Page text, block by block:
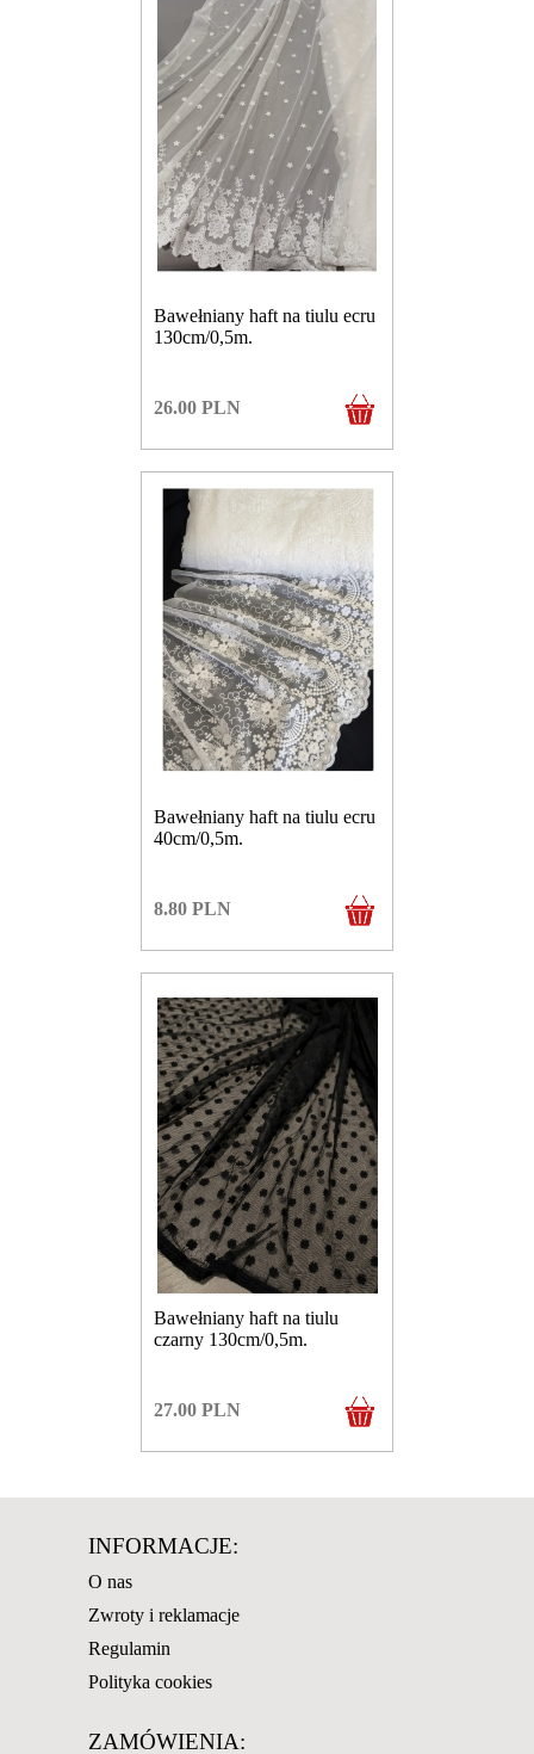
Bawełniany haft na tiulu ecru
130cm/0,5m.
26.00 PLN
Bawełniany haft na tiulu ecru
40cm/0,5m.
8.80 PLN
Bawełniany haft na tiulu
czarny 130cm/0,5m.
27.00 PLN
INFORMACJE:
O nas
Zwroty i reklamacje
Regulamin
Polityka cookies
ZAMÓWIENIA: